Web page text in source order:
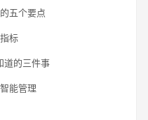
五个要点
标
道的三件事
能管理